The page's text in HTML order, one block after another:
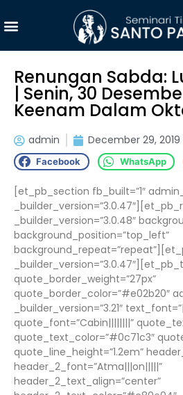
Renungan Sabda:
| Senin, 30
Keenam Dalam
admin December 29, 2019
Facebook WhatsApp
[et_pb_section fb_built=”1″
_builder_version=”3.0.48″
background_position=”top_left”
quote_border_weight=”27px”
quote_border_color=”#e02b20″
_builder_version=”3.21″
quote_font=”Cabin||||||||”
quote_text_color=”#0c71c3″
quote_line_height=”1.2em”
header_2_font=”Atma|||on|||||”
header_2_text_align=”center”